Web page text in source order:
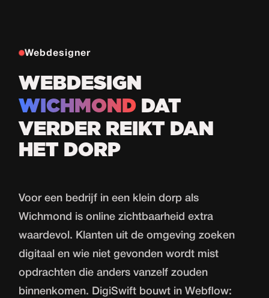
Webdesigner
WEBDESIGN
WICHMOND DAT
VERDER REIKT DAN
HET DORP
Voor een bedrijf in een klein dorp als
Wichmond is online zichtbaarheid extra
waardevol. Klanten uit de omgeving zoeken
digitaal en wie niet gevonden wordt mist
opdrachten die anders vanzelf zouden
binnenkomen. DigiSwift bouwt in Webflow: